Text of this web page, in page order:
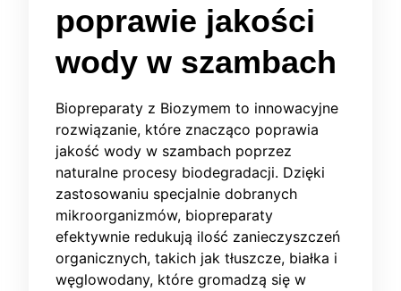
poprawie jakości
wody w szambach
Biopreparaty z Biozymem to innowacyjne
rozwiązanie, które znacząco poprawia
jakość wody w szambach poprzez
naturalne procesy biodegradacji. Dzięki
zastosowaniu specjalnie dobranych
mikroorganizmów, biopreparaty
efektywnie redukują ilość zanieczyszczeń
organicznych, takich jak tłuszcze, białka i
węglowodany, które gromadzą się w